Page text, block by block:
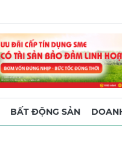
BẤT ĐỘNG SẢN